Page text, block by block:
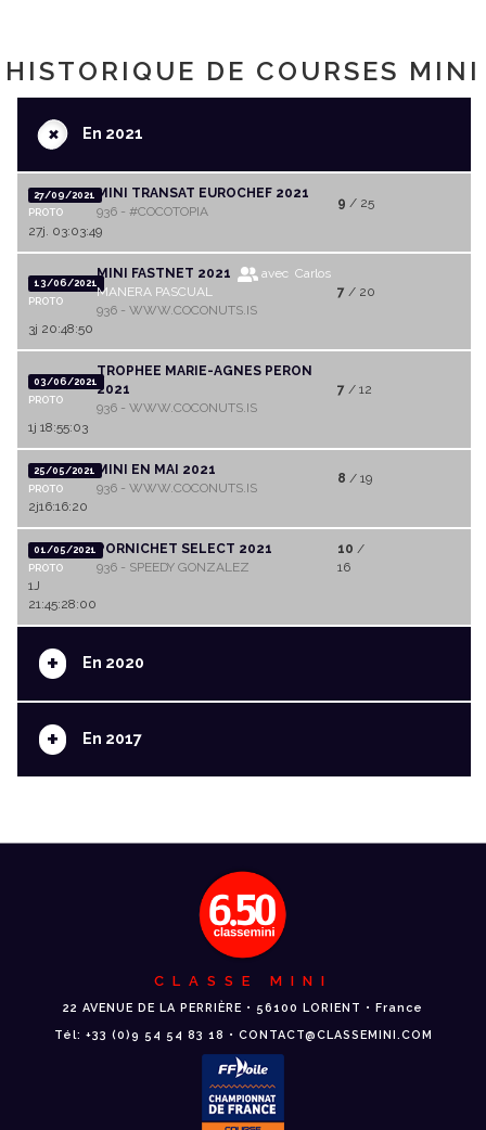
HISTORIQUE DE COURSES MINI
+En 2021
27/09/2021
PROTO
MINI TRANSAT EUROCHEF 2021
936 - #COCOTOPIA
9 / 25
27j. 03:03:49
13/06/2021
PROTO
MINI FASTNET 2021
avec Carlos
MANERA PASCUAL
936 - WWW.COCONUTS.IS
7 / 20
3j 20:48:50
03/06/2021
PROTO
TROPHEE MARIE-AGNES PERON
2021
936 - WWW.COCONUTS.IS
7 / 12
1j 18:55:03
25/05/2021
PROTO
MINI EN MAI 2021
936 - WWW.COCONUTS.IS
8 / 19
2j16:16:20
01/05/2021
PROTO
PORNICHET SELECT 2021
936 - SPEEDY GONZALEZ
10 /
16
1J
21:45:28:00
+ En 2020
+ En 2017
CLASSE MINI
22 AVENUE DE LA PERRIÈRE • 56100 LORIENT • France
Tél: +33 (0)9 54 54 83 18 • CONTACT@CLASSEMINI.COM